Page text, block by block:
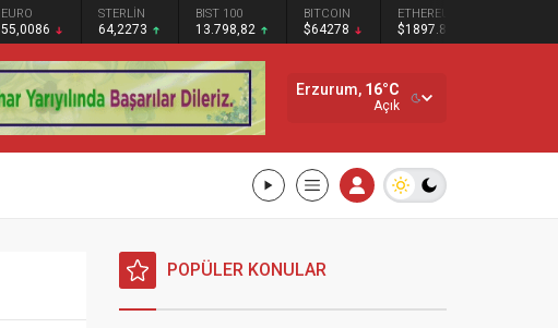
STERLİN
64,2273
BIST 100
13.798,82
BITCOIN
$64278
ETHEREUM
$1897.87
SOLANA
$72.69
Erzurum, 16°C
Açık
POPÜLER KONULAR